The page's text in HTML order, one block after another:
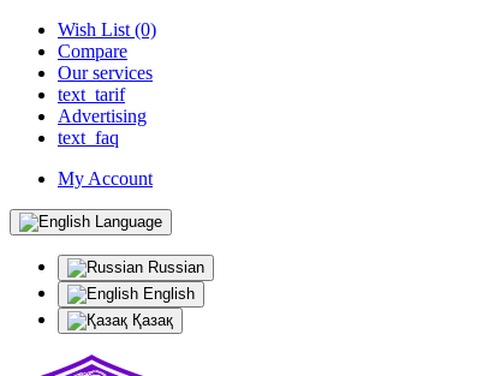
Wish List (0)
Compare
Our services
text_tarif
Advertising
text_faq
My Account
Language
Russian
English
Қазақ